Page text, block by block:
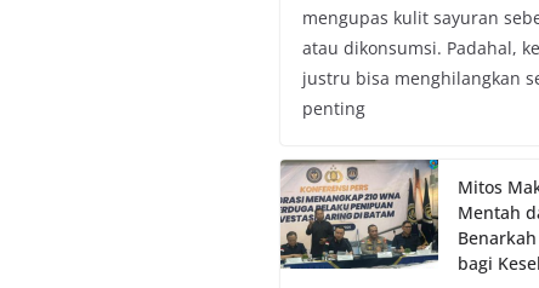
mengupas kulit sayuran
atau dikonsumsi. Padahal,
justru bisa menghilangkan
penting
Mitos
Mentah
bagi